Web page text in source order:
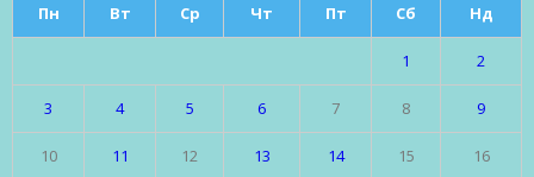
Пн Вт Ср Чт Пт Сб Нд
1 2
3 4 5 6 7 8 9
10 11 12 13 14 15 16